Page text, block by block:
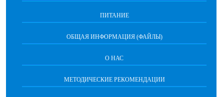
ПИТАНИЕ
ОБЩАЯ ИНФОРМАЦИЯ (ФАЙЛЫ)
О НАС
МЕТОДИЧЕСКИЕ РЕКОМЕНДАЦИИ